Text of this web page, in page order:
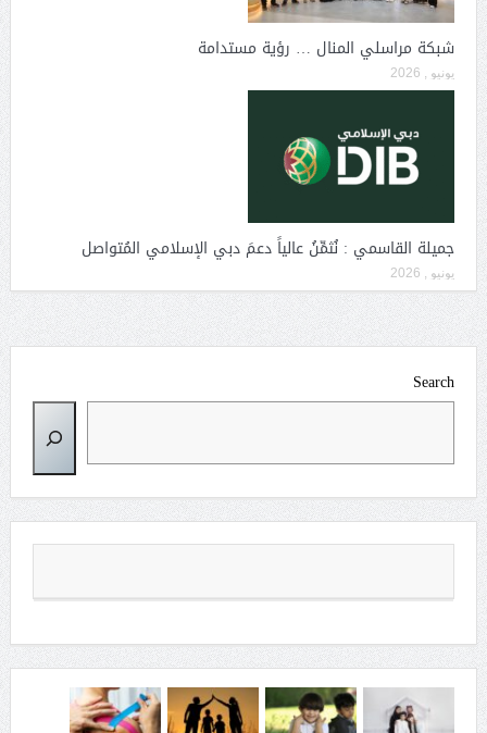
شبكة مراسلي المنال … رؤية مستدامة
يونيو , 2026
جميلة القاسمي : نُثمِّنُ عالياً دعمَ دبي الإسلامي المُتواصل
يونيو , 2026
Search